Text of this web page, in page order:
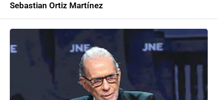
Sebastian Ortiz Martínez